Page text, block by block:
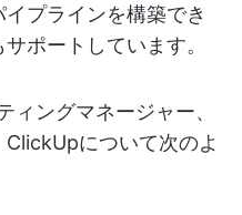
プラインを構築でき
ポートしています。
ングマネージャー、
ClickUpについて次のよ